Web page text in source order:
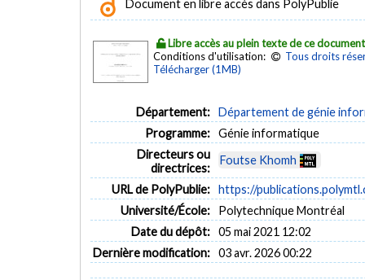
Document en libre accès dans PolyPublie
Libre accès au plein texte de ce document
Conditions d'utilisation:
Tous droits
Télécharger (1MB)
Département: Département de génie
Programme: Génie informatique
Directeurs ou
directrices:
Foutse Khomh
URL de PolyPublie: https://
Université/École:
Polytechnique Montréal
Date du dépôt: 05 mai 2021 12:02
Dernière modification: 03 avr. 2026 00:22